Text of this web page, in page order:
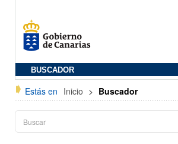
BUSCADOR
Estás en Inicio > Buscador